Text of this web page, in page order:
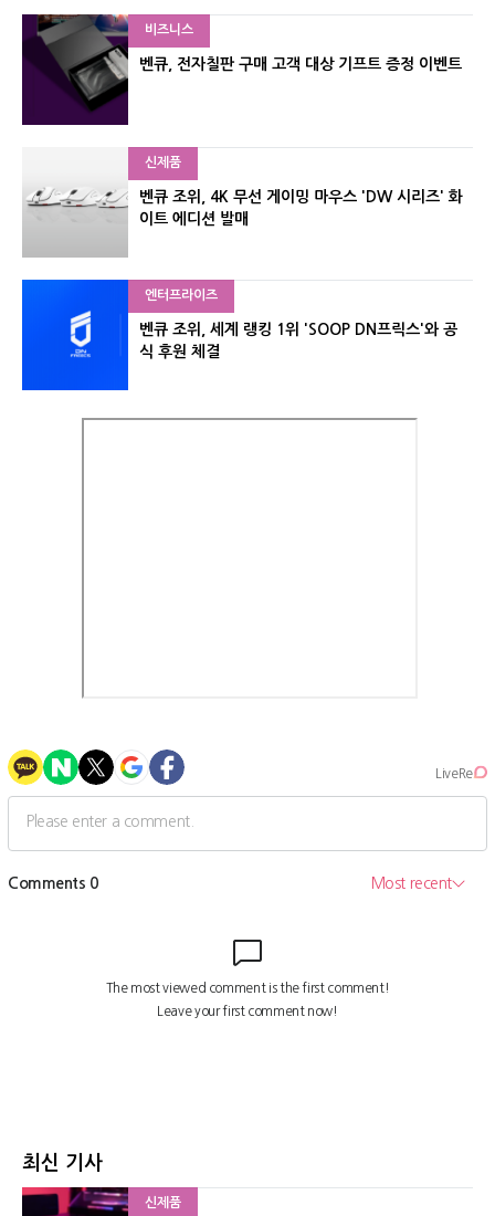
비즈니스
벤큐, 전자칠판 구매 고객 대상 기프트 증정 이벤트
신제품
벤큐 조위, 4K 무선 게이밍 마우스 'DW 시리즈' 화
이트 에디션 발매
엔터프라이즈
벤큐 조위, 세계 랭킹 1위 'SOOP DN프릭스'와 공
식 후원 체결
최신 기사
신제품